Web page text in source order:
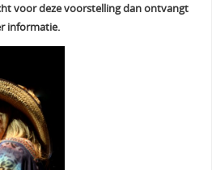
voor deze voorstelling dan ontvangt
informatie.